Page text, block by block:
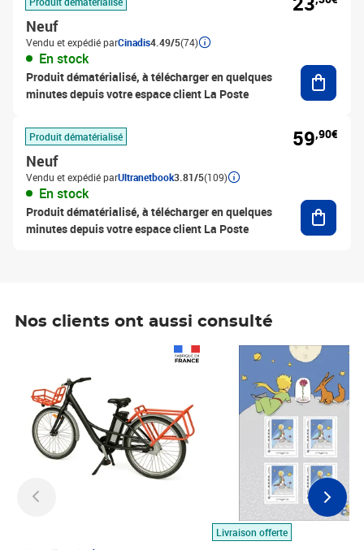
Neuf
Vendu et expédié parCinadis4.49/5(74)
En stock
Produit dématérialisé, à télécharger en quelques
minutes depuis votre espace client La Poste
Produit dématérialisé
Neuf
Vendu et expédié parUltranetbook3.81/5(109)
En stock
Produit dématérialisé, à télécharger en quelques
minutes depuis votre espace client La Poste
59,90€
Nos clients ont aussi consulté
Livraison offerte
Prix 7,50€